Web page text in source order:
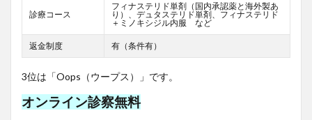
診療コース
フィナステリド単剤（国内承認薬と海外製あ
り）、デュタステリド単剤、フィナステリド
＋ミノキシジル内服 など
返金制度 有（条件有）
3位は「Oops（ウープス）」です。
オンライン診察無料